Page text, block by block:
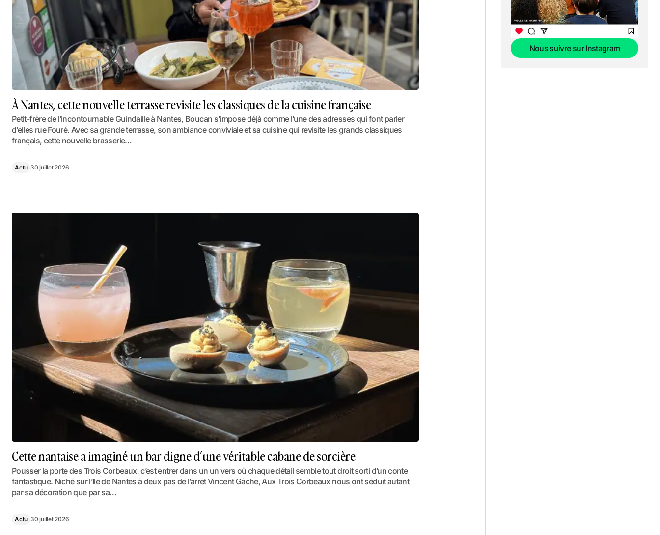
À Nantes, cette nouvelle terrasse revisite les classiques de la cuisine française
Petit-frère de l’incontournable Guindaille à Nantes, Boucan s’impose déjà comme l’une des adresses qui font parler
d’elles rue Fouré. Avec sa grande terrasse, son ambiance conviviale et sa cuisine qui revisite les grands classiques
français, cette nouvelle brasserie…
Actu 30 juillet 2026
Cette nantaise a imaginé un bar digne d’une véritable cabane de sorcière
Pousser la porte des Trois Corbeaux, c’est entrer dans un univers où chaque détail semble tout droit sorti d’un conte
fantastique. Niché sur l’Ile de Nantes à deux pas de l’arrêt Vincent Gâche, Aux Trois Corbeaux nous ont séduit autant
par sa décoration que par sa…
Actu 30 juillet 2026
Nous suivre sur Instagram